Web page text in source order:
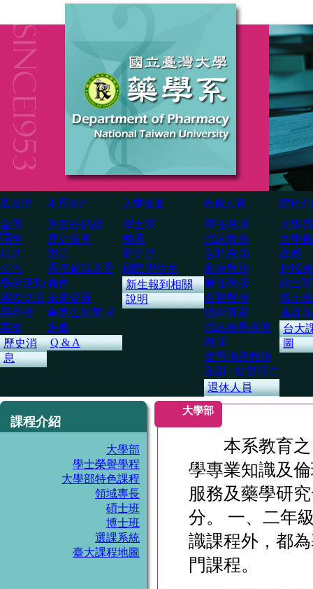
最新消
息
本系簡介 入學管道 教職人員 課程介
全部
招生
徵才
公告
學術活動
國際交流
榮譽榜
其他
歷史消
息
系主任的話
歷史沿革
現況
系務會議及委
員會
未來發展
畢業生就業與
進修
Q & A
學士班
轉系
研究所
國際學位生
新生報到相關
說明
専任教師
臨床教師
合聘教師
客座教師
兼任教師
名譽教授
技術専家
臨床藥學指導
教師
實習指導教師
系辦 / 駐警同仁
退休人員
大學部
大學
課程
領域
碩士班
博士班
選課
台大
圖
課程介紹
大學部
學士榮譽學程
大學部特色課程
領域專長
碩士班
博士班
選課系統
臺大課程地圖
大學部
本系教育之
學專業知識及
服務及藥學研
分。 一、二年
識課程外，都
門課程。